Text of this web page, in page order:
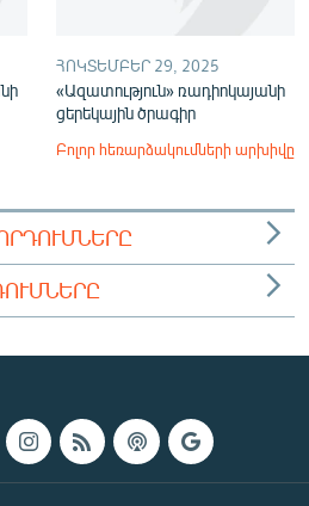
ՀՈԿՏԵՄԲԵՐ 29, 2025
«Ազատություն» ռադիոկայանի
ցերեկային ծրագիր
Բոլոր հեռարձակումների արխիվը